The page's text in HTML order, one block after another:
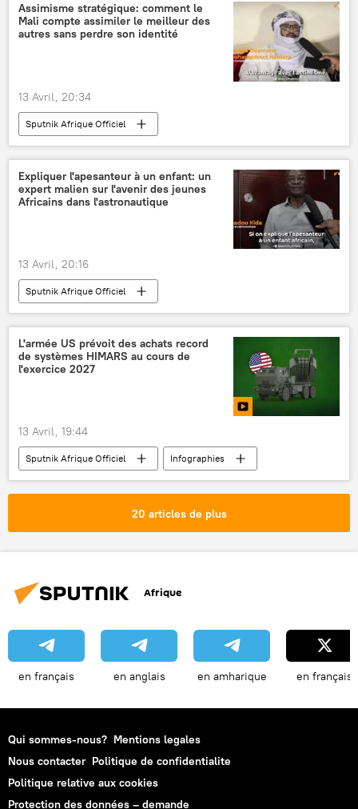
Assimisme stratégique: comment le
Mali compte assimiler le meilleur des
autres sans perdre son identité
13 Avril, 20:34
Sputnik Afrique Officiel
Expliquer l'apesanteur à un enfant: un
expert malien sur l'avenir des jeunes
Africains dans l'astronautique
13 Avril, 20:16
Sputnik Afrique Officiel
L'armée US prévoit des achats record
de systèmes HIMARS au cours de
l'exercice 2027
13 Avril, 19:44
Sputnik Afrique Officiel
Infographies
Multimédia
20 articles de plus
Afrique
en français en anglais en amharique en français
Qui sommes-nous? Mentions legales
Nous contacter Politique de confidentialite
Politique relative aux cookies
Protection des données – demande